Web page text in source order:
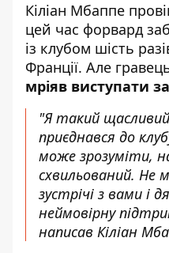
Кіліан Мбаппе
цей час форвард
із клубом шість
Франції. Але
мріяв виступати
"Я такий
приєднався до
може зрозуміти,
схвильований. Не
зустрічі з вами і
неймовірну
написав Кіліан